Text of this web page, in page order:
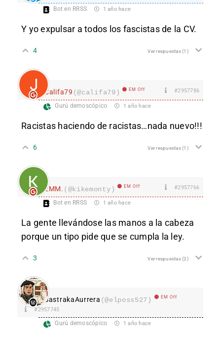
Bot en RRSS 1 año hace
Y yo expulsar a todos los fascistas de la CV.
4 Ver respuestas(1)
Califa79 (@califa79) EM Off #2957786
Gurú demoscópico 1 año hace
Racistas haciendo de racistas…nada nuevo!!!
6 Ver respuestas(1)
EMM. (@kikemonty) EM Off #2957766
Bot en RRSS 1 año hace
La gente llevándose las manos a la cabeza
porque un tipo pide que se cumpla la ley.
3 Ver respuestas(2)
SastrakaAurrera (@elposs527) EM Off
#2957745
Gurú demoscópico 1 año hace